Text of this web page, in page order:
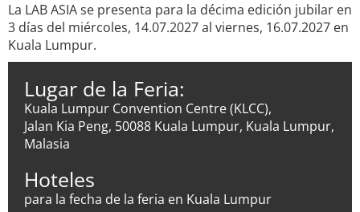
La LAB ASIA se presenta para la décima edición jubilar en
3 días del miércoles, 14.07.2027 al viernes, 16.07.2027 en
Kuala Lumpur.
Lugar de la Feria:
Kuala Lumpur Convention Centre (KLCC),
Jalan Kia Peng, 50088 Kuala Lumpur, Kuala Lumpur,
Malasia
Hoteles
para la fecha de la feria en Kuala Lumpur